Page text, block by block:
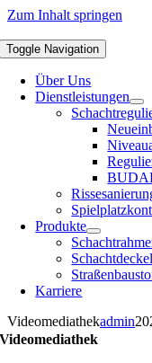
Zum Inhalt springen
Toggle Navigation
Über Uns
Dienstleistungen
Produkte
Karriere
Videomediathekadmin
Videomediathek